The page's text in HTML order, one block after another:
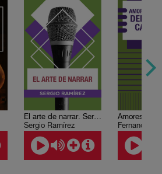
El arte de narrar. Sergio Ramírez
Sergio Ramírez
Fernando